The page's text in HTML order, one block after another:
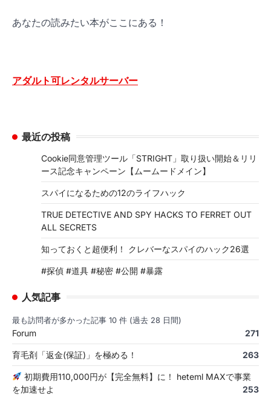
あなたの読みたい本がここにある！
アダルト可レンタルサーバー
最近の投稿
Cookie同意管理ツール「STRIGHT」取り扱い開始＆リリ
ース記念キャンペーン【ムームードメイン】
スパイになるための12のライフハック
TRUE DETECTIVE AND SPY HACKS TO FERRET OUT
ALL SECRETS
知っておくと超便利！ クレバーなスパイのハック26選
#探偵 #道具 #秘密 #公開 #暴露
人気記事
最も訪問者が多かった記事 10 件 (過去 28 日間)
Forum 271
育毛剤「返金(保証)」を極める！ 263
初期費用110,000円が【完全無料】に！ heteml MAXで事業
を加速せよ
253